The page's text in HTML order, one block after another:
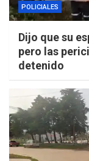
POLICIALES
Dijo que su
pero las
detenido